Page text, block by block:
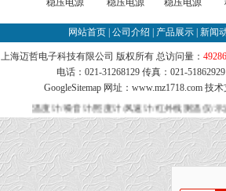
稳压电源
稳压电源
稳压电源
网站首页 公司介绍 产品展示 新闻
上海迈哲电子科技有限公司 版权所有 总访问量：
电话：021-31268129 传真：021-
GoogleSitemap网址：www.mz1718.com 技
温度计/噪音计/照度计/风速计/红外线测温仪/